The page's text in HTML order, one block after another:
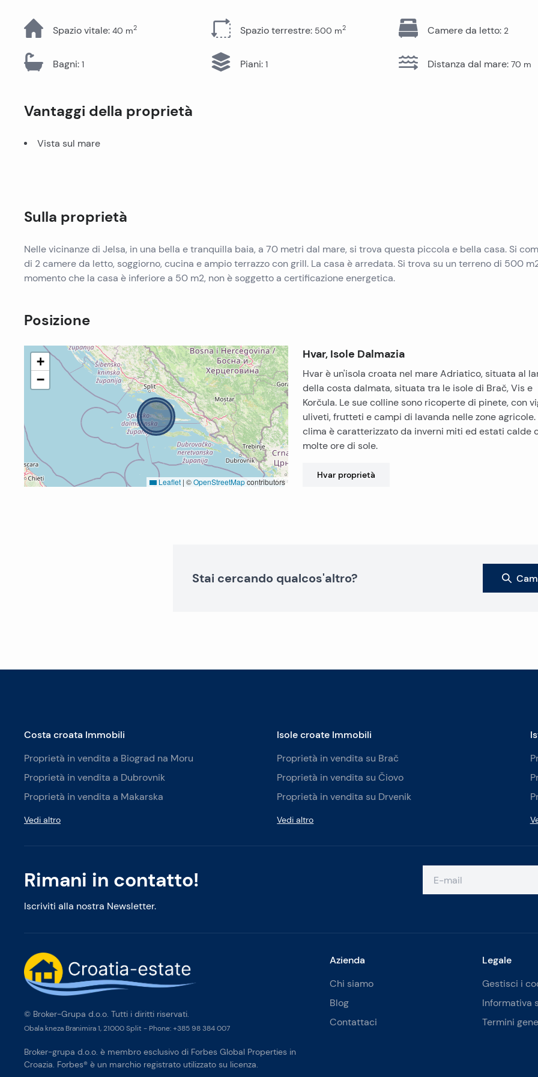
Immobili in vendita a Ugljan
Immobili in vendita a Murter
Immobili in vendita a Primosten
Immobili in vendita a Sibenik
Immobili in vendita a Krk
Immobili in vendita a Umago
Spazio vitale: 40 m2 Spazio terrestre: 500 m2 Camere da letto: 2
Bagni: 1 Piani: 1 Distanza dal mare: 70 m
Vantaggi della proprietà
Vista sul mare
Sulla proprietà
Nelle vicinanze di Jelsa, in una bella e tranquilla baia, a 70 metri dal mare, si trova questa piccola e bella casa. Si
di 2 camere da letto, soggiorno, cucina e ampio terrazzo con grill. La casa è arredata. Si trova su un terreno di 500
momento che la casa è inferiore a 50 m2, non è soggetto a certificazione energetica.
Posizione
+
−
Leaflet | ©OpenStreetMapcontributors
Hvar, Isole Dalmazia
Hvar è un'isola croata nel mare Adriatico, situata al
della costa dalmata, situata tra le isole di Brač, Vis e
Korčula. Le sue colline sono ricoperte di pinete, con
uliveti, frutteti e campi di lavanda nelle zone agricole.
clima è caratterizzato da inverni miti ed estati calde
molte ore di sole.
Hvar proprietà
Stai cercando qualcos'altro?
Rimani in contatto!
Iscriviti alla nostra Newsletter.
Costa croata Immobili
Proprietà in vendita a Biograd na Moru
Proprietà in vendita a Dubrovnik
Proprietà in vendita a Makarska
Vedi altro
Isole croate Immobili
Proprietà in vendita su Brač
Proprietà in vendita su Čiovo
Proprietà in vendita su Drvenik
Vedi altro
Azienda
Chi siamo
Blog
Contattaci
Legale
Gestisci i
Informativa
Termini
© Broker-Grupa d.o.o. Tutti i diritti riservati.
Obala kneza Branimira 1, 21000 Split - Phone: +385 98 384 007
Broker-grupa d.o.o. è membro esclusivo di Forbes Global Properties in
Croazia. Forbes® è un marchio registrato utilizzato su licenza.